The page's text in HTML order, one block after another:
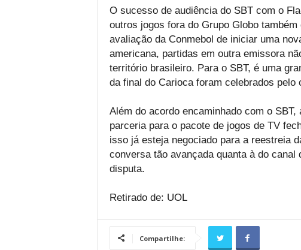
O sucesso de audiência do SBT com o
outros jogos fora do Grupo Globo
avaliação da Conmebol de iniciar uma
americana, partidas em outra emissora
território brasileiro. Para o SBT, é uma
da final do Carioca foram celebrados pelo
Além do acordo encaminhado com o
parceria para o pacote de jogos de TV
isso já esteja negociado para a reestreia
conversa tão avançada quanta à do
disputa.
Retirado de: UOL
Compartilhe: